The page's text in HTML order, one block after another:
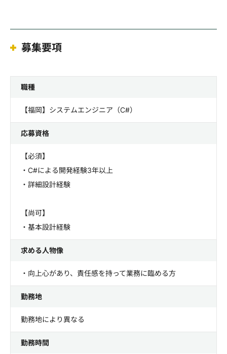
募集要項
職種
【福岡】システムエンジニア（C#）
応募資格
【必須】
・C#による開発経験3年以上
・詳細設計経験
【尚可】
・基本設計経験
求める人物像
・向上心があり、責任感を持って業務に臨める方
勤務地
勤務地により異なる
勤務時間